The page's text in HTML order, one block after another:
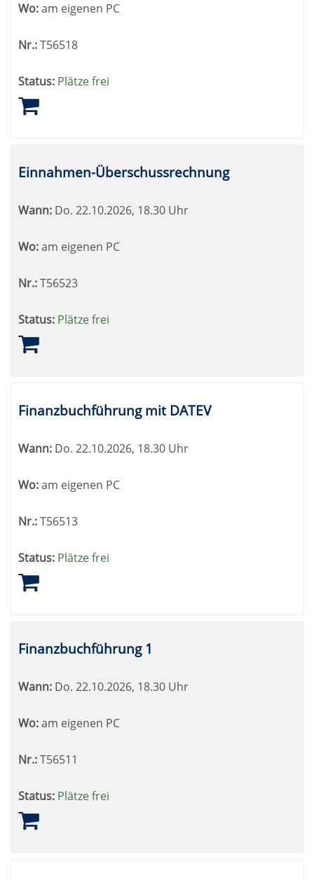
Wo:am eigenen PC
Nr.:T56518
Status: Plätze frei
Einnahmen-Überschussrechnung
Wann: Do. 22.10.2026, 18.30 Uhr
Wo:am eigenen PC
Nr.:T56523
Status: Plätze frei
Finanzbuchführung mit DATEV
Wann: Do. 22.10.2026, 18.30 Uhr
Wo:am eigenen PC
Nr.:T56513
Status: Plätze frei
Finanzbuchführung 1
Wann: Do. 22.10.2026, 18.30 Uhr
Wo:am eigenen PC
Nr.:T56511
Status: Plätze frei